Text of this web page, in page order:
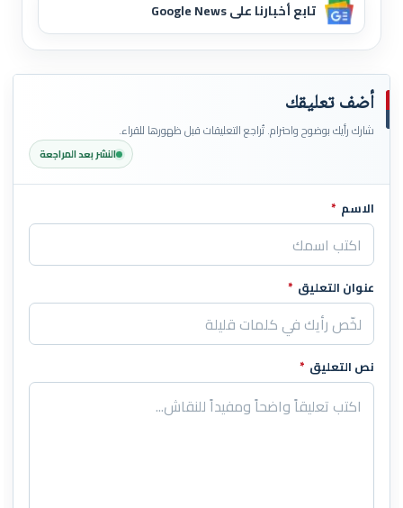
تابع أخبارنا على Google News
أضف تعليقك
شارك رأيك بوضوح واحترام. تُراجع التعليقات قبل ظهورها للقراء.
النشر بعد المراجعة
اترك هذا الحقل فارغاً
الاسم *
عنوان التعليق *
نص التعليق *